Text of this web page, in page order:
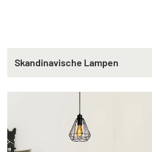
Skandinavische Lampen